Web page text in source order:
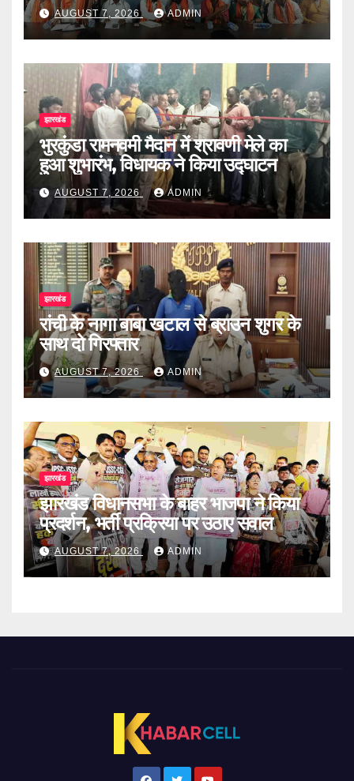
AUGUST 7, 2026 ADMIN
झारखंड
भुरकुंडा रामनवमी मैदान में श्रावणी मेले का
हुआ शुभारंभ, विधायक ने किया उद्घाटन
AUGUST 7, 2026 ADMIN
झारखंड
रांची के नागा बाबा खटाल से ब्राउन शुगर के
साथ दो गिरफ्तार
AUGUST 7, 2026 ADMIN
झारखंड
झारखंड विधानसभा के बाहर भाजपा ने किया
प्रदर्शन, भर्ती प्रक्रिया पर उठाए सवाल
AUGUST 7, 2026 ADMIN